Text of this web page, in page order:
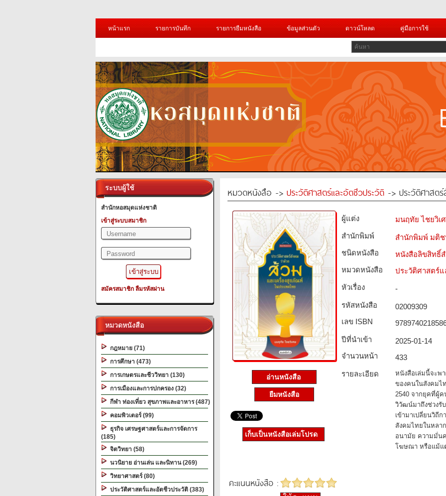
หน้าแรก
รายการบันทึก รายการยืมหนังสือ ข้อมูลส่วนตัว ดาวน์โหลด คู่มือการใช้
ระบบผู้ใช้
สำนักหอสมุดแห่งชาติ
เข้าสู่ระบบสมาชิก
สมัครสมาชิก ลืมรหัสผ่าน
หมวดหนังสือ
กฎหมาย (71)
การศึกษา (473)
การเกษตรและชีววิทยา (130)
การเมืองและการปกครอง (32)
กีฬา ท่องเที่ยว สุขภาพและอาหาร (487)
คอมพิวเตอร์ (99)
ธุรกิจ เศรษฐศาสตร์และการจัดการ
(185)
จิตวิทยา (58)
นวนิยาย อ่านเล่น และนิทาน (269)
วิทยาศาสตร์ (80)
ประวัติศาสตร์และอัตชีวประวัติ (383)
หมวดหนังสือ -> ประวัติศาสตร์และอัตชีวประวัติ -> ประวัติศาสต
อ่านหนังสือ
ยืมหนังสือ
ผู้แต่ง
มนฤทัย ไชยวิเ
สำนักพิมพ์
สำนักพิมพ์ มติ
ชนิดหนังสือ­
หนังสือลิขสิทธิ์
หมวดหนังสือ­
ประวัติศาสตร์
หัวเรื่อง
-
รหัสหนังสือ­
02009309
เลข ISBN
ปีที่นำเข้า
2025-01-14
จำนวนหน้า
433
รายละเอียด
หนังสือเล่มนี้จะพ
ของคนในสังคมไ
2540 จากยุคที่ผู้ค
วิวัฒน์มาถึงช่วงรั
เข้ามาเปลี่ยนวิถี
สังคมไทยในหลา
อนามัย ความมั่น
โฆษณา หรือแม้แ
เก็บเป็นหนังสือเล่มโปรด
คะแนนหนังสือ :